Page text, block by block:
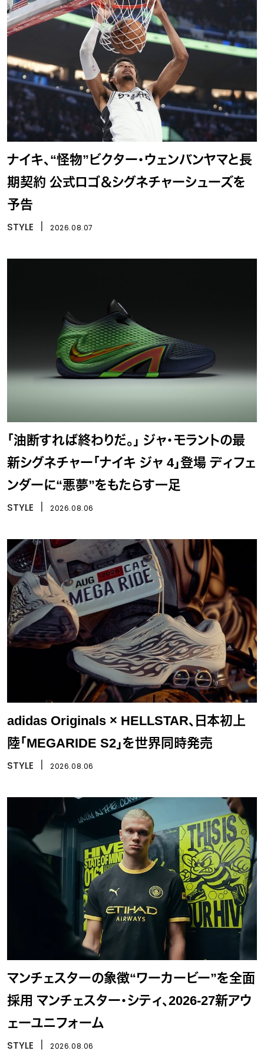
ナイキ、“怪物”ビクター・ウェンバンヤマと長
期契約 公式ロゴ＆シグネチャーシューズを
予告
STYLE 2026.08.07
「油断すれば終わりだ。」 ジャ・モラントの最
新シグネチャー「ナイキ ジャ 4」登場 ディフェ
ンダーに“悪夢”をもたらす一足
STYLE 2026.08.06
adidas Originals × HELLSTAR、日本初上
陸「MEGARIDE S2」を世界同時発売
STYLE 2026.08.06
マンチェスターの象徴“ワーカービー”を全面
採用 マンチェスター・シティ、2026-27新アウ
ェーユニフォーム
STYLE 2026.08.06